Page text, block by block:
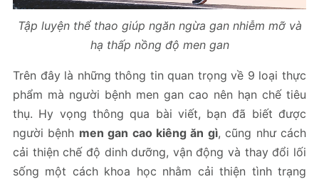
Tập luyện thể thao giúp ngăn ngừa gan nhiễm mỡ và
hạ thấp nồng độ men gan
Trên đây là những thông tin quan trọng về 9 loại thực
phẩm mà người bệnh men gan cao nên hạn chế tiêu
thụ. Hy vọng thông qua bài viết, bạn đã biết được
người bệnh men gan cao kiêng ăn gì, cũng như cách
cải thiện chế độ dinh dưỡng, vận động và thay đổi lối
sống một cách khoa học nhằm cải thiện tình trạng